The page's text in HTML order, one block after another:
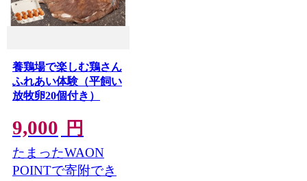
養鶏場で楽しむ鶏さん
ふれあい体験（平飼い
放牧卵20個付き）
9,000 円
たまったWAON
POINTで寄附でき